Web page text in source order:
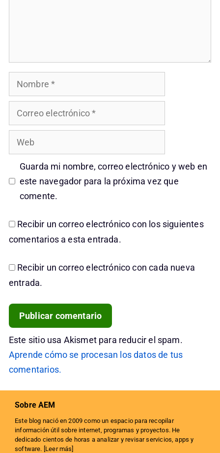
Nombre
Correo
electrónico
Web
Guarda mi nombre, correo electrónico y web en
este navegador para la próxima vez que
comente.
Recibir un correo electrónico con los siguientes
comentarios a esta entrada.
Recibir un correo electrónico con cada nueva
entrada.
Este sitio usa Akismet para reducir el spam.
Aprende cómo se procesan los datos de tus
comentarios.
Sobre AEM
Este blog nació en 2009 como un espacio para recopilar
información útil sobre internet, programas y proyectos. He
dedicado cientos de horas a analizar y revisar servicios, apps y
software. [Leer más]